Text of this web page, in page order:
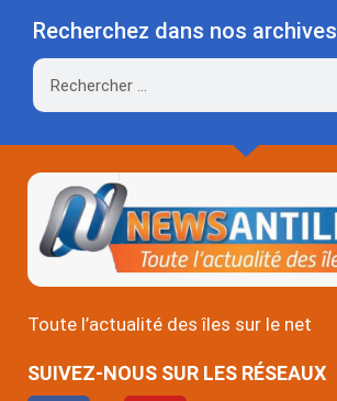
Recherchez dans nos archives
Rechercher
Toute l’actualité des îles sur le net
SUIVEZ-NOUS SUR LES RÉSEAUX